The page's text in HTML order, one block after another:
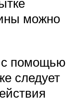
можно
с помощью
следует